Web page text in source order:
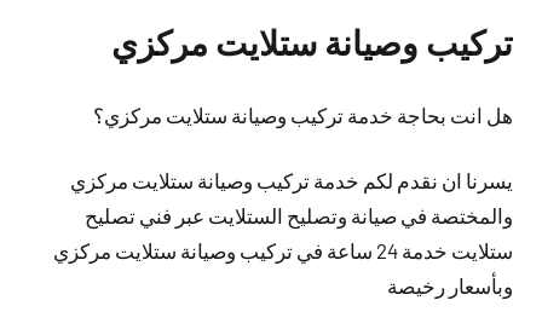
تركيب وصيانة ستلايت مركزي
هل انت بحاجة خدمة تركيب وصيانة ستلايت مركزي؟
يسرنا ان نقدم لكم خدمة تركيب وصيانة ستلايت مركزي
والمختصة في صيانة وتصليح الستلايت عبر فني تصليح
ستلايت خدمة 24 ساعة في تركيب وصيانة ستلايت مركزي
وبأسعار رخيصة